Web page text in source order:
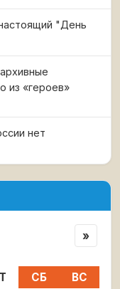
"День
из «героев»
нет
»
СБ
ВС